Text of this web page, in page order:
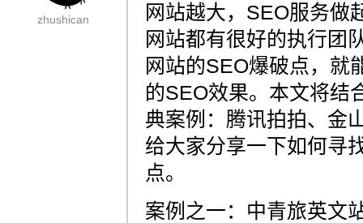
zhushican
网站越大，SEO服务做
网站都有很好的执行团
网站的SEO爆破点，就
的SEO效果。本文将结
典案例：腾讯拍拍、金
给大家分享一下如何寻
点。
案例之一：中青旅英文